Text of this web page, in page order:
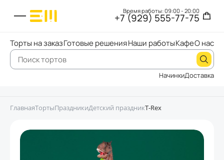
Время работы: 09:00 - 20:00
+7 (929) 555-77-75
Торты на заказГотовые решенияНаши работыКафеО нас
НачинкиДоставка
ГлавнаяТортыПраздникиДетский праздникT-Rex